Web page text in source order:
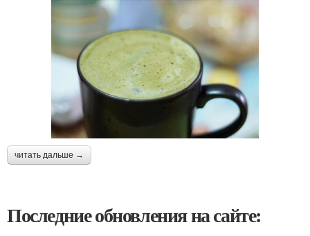
читать дальше →
Последние обновления на сайте: